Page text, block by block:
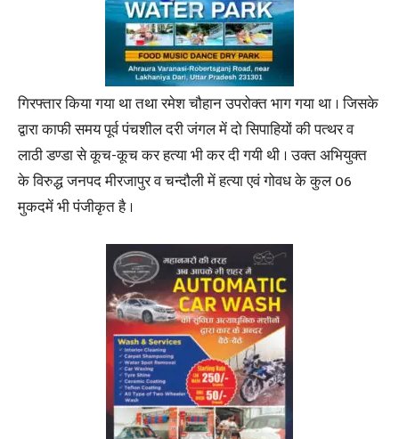
गिरफ्तार किया गया था तथा रमेश चौहान उपरोक्त भाग गया था । जिसके
द्वारा काफी समय पूर्व पंचशील दरी जंगल में दो सिपाहियों की पत्थर व
लाठी डण्डा से कूच-कूच कर हत्या भी कर दी गयी थी । उक्त अभियुक्त
के विरुद्ध जनपद मीरजापुर व चन्दौली में हत्या एवं गोवध के कुल 06
मुकदमें भी पंजीकृत है ।